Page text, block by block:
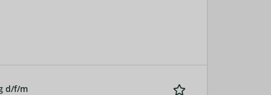
d/f/m